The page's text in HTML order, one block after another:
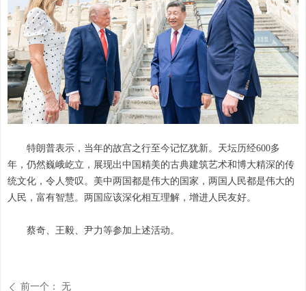
特朗普表示，当年的故宫之行至今记忆犹新。天坛历经600多
年，仍然巍峨屹立，展现出中国精美的古典建筑艺术和博大精深的传
统文化，令人赞叹。美中两国都是伟大的国家，两国人民都是伟大的
人民，富有智慧。两国应该深化相互理解，增进人民友好。
蔡奇、王毅、尹力等参加上述活动。
ꄴ 前一个： 无